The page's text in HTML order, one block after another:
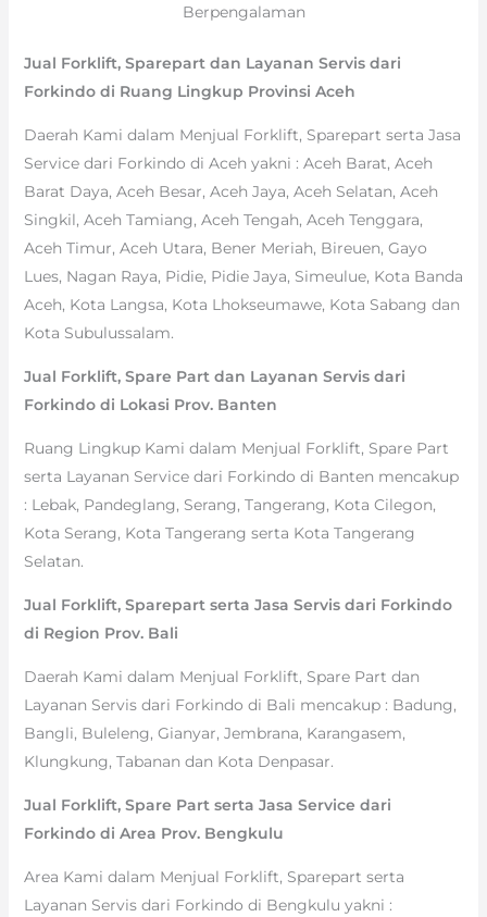
Berpengalaman
Jual Forklift, Sparepart dan Layanan Servis dari
Forkindo di Ruang Lingkup Provinsi Aceh
Daerah Kami dalam Menjual Forklift, Sparepart serta Jasa
Service dari Forkindo di Aceh yakni : Aceh Barat, Aceh
Barat Daya, Aceh Besar, Aceh Jaya, Aceh Selatan, Aceh
Singkil, Aceh Tamiang, Aceh Tengah, Aceh Tenggara,
Aceh Timur, Aceh Utara, Bener Meriah, Bireuen, Gayo
Lues, Nagan Raya, Pidie, Pidie Jaya, Simeulue, Kota Banda
Aceh, Kota Langsa, Kota Lhokseumawe, Kota Sabang dan
Kota Subulussalam.
Jual Forklift, Spare Part dan Layanan Servis dari
Forkindo di Lokasi Prov. Banten
Ruang Lingkup Kami dalam Menjual Forklift, Spare Part
serta Layanan Service dari Forkindo di Banten mencakup
: Lebak, Pandeglang, Serang, Tangerang, Kota Cilegon,
Kota Serang, Kota Tangerang serta Kota Tangerang
Selatan.
Jual Forklift, Sparepart serta Jasa Servis dari Forkindo
di Region Prov. Bali
Daerah Kami dalam Menjual Forklift, Spare Part dan
Layanan Servis dari Forkindo di Bali mencakup : Badung,
Bangli, Buleleng, Gianyar, Jembrana, Karangasem,
Klungkung, Tabanan dan Kota Denpasar.
Jual Forklift, Spare Part serta Jasa Service dari
Forkindo di Area Prov. Bengkulu
Area Kami dalam Menjual Forklift, Sparepart serta
Layanan Servis dari Forkindo di Bengkulu yakni :